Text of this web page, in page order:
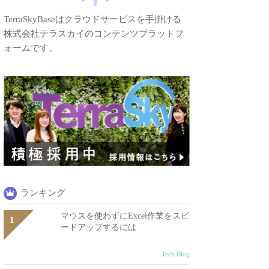
TerraSkyBaseはクラウドサービスを手掛ける
株式会社テラスカイのコンテンツプラットフ
ォームです。
ランキング
マウスを使わずにExcel作業をスピ
ードアップするには
Tech Blog